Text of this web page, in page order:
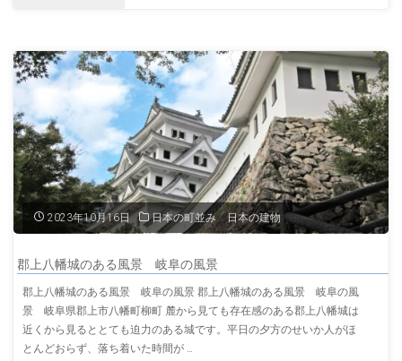
の
風
景"
夜
越
城
潟
の
冬
2023年10月16日 日本の町並み 日本の建物
郡上八幡城のある風景 岐阜の風景
郡上八幡城のある風景 岐阜の風景 郡上八幡城のある風景 岐阜の風
景 岐阜県郡上市八幡町柳町 麓から見ても存在感のある郡上八幡城は
近くから見るととても迫力のある城です。平日の夕方のせいか人がほ
とんどおらず、落ち着いた時間が …